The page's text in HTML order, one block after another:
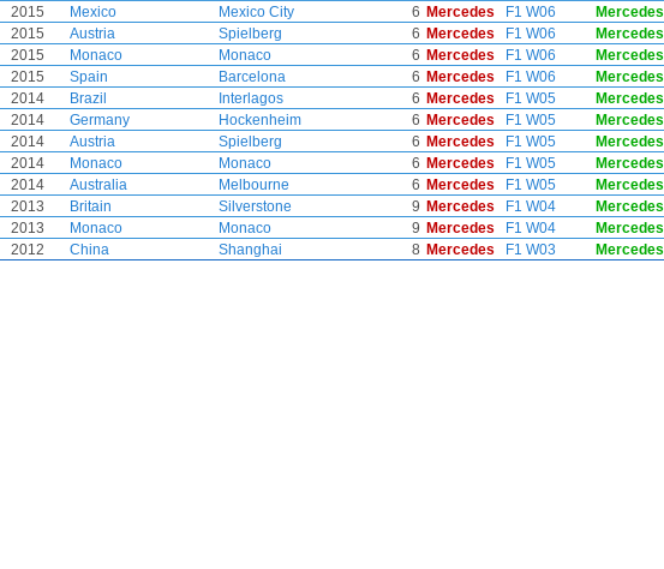
2015 Mexico Mexico City 6 Mercedes F1 W06 Mercedes
2015 Austria Spielberg 6 Mercedes F1 W06 Mercedes
2015 Monaco Monaco 6 Mercedes F1 W06 Mercedes
2015 Spain Barcelona 6 Mercedes F1 W06 Mercedes
2014 Brazil Interlagos 6 Mercedes F1 W05 Mercedes
2014 Germany Hockenheim 6 Mercedes F1 W05 Mercedes
2014 Austria Spielberg 6 Mercedes F1 W05 Mercedes
2014 Monaco Monaco 6 Mercedes F1 W05 Mercedes
2014 Australia Melbourne 6 Mercedes F1 W05 Mercedes
2013 Britain Silverstone 9 Mercedes F1 W04 Mercedes
2013 Monaco Monaco 9 Mercedes F1 W04 Mercedes
2012 China Shanghai 8 Mercedes F1 W03 Mercedes